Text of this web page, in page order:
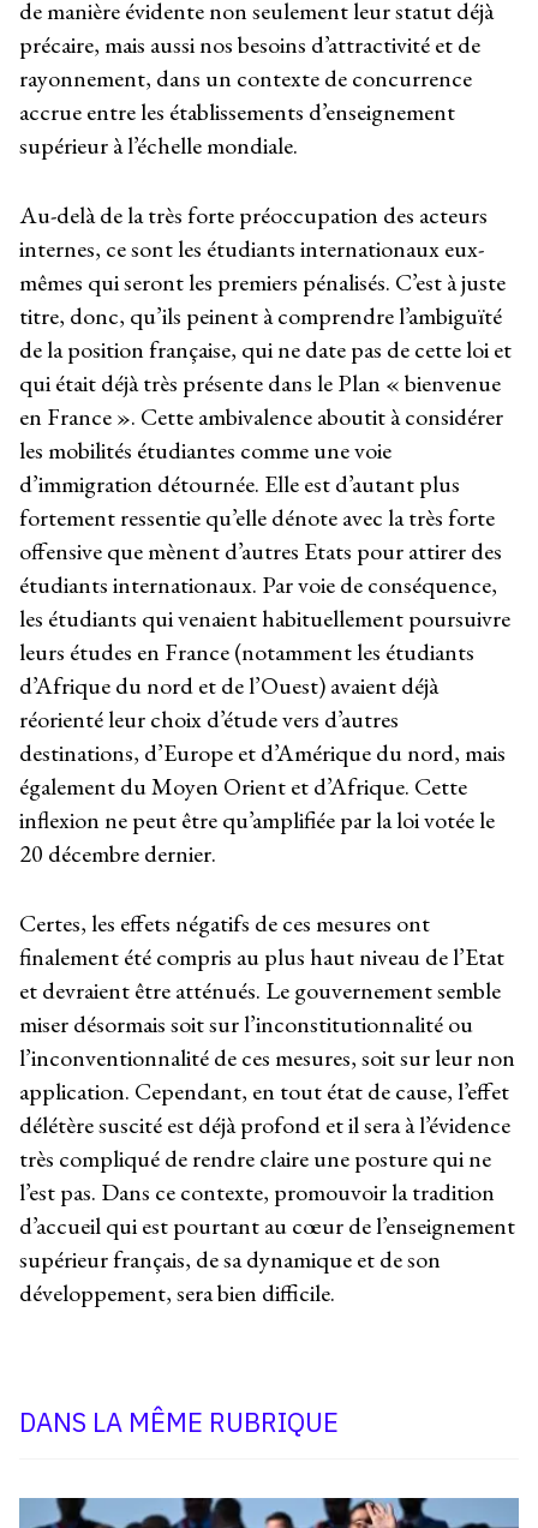
de manière évidente non seulement leur statut déjà
précaire, mais aussi nos besoins d’attractivité et de
rayonnement, dans un contexte de concurrence
accrue entre les établissements d’enseignement
supérieur à l’échelle mondiale.
Au-delà de la très forte préoccupation des acteurs
internes, ce sont les étudiants internationaux eux-
mêmes qui seront les premiers pénalisés. C’est à juste
titre, donc, qu’ils peinent à comprendre l’ambiguïté
de la position française, qui ne date pas de cette loi et
qui était déjà très présente dans le Plan « bienvenue
en France ». Cette ambivalence aboutit à considérer
les mobilités étudiantes comme une voie
d’immigration détournée. Elle est d’autant plus
fortement ressentie qu’elle dénote avec la très forte
offensive que mènent d’autres Etats pour attirer des
étudiants internationaux. Par voie de conséquence,
les étudiants qui venaient habituellement poursuivre
leurs études en France (notamment les étudiants
d’Afrique du nord et de l’Ouest) avaient déjà
réorienté leur choix d’étude vers d’autres
destinations, d’Europe et d’Amérique du nord, mais
également du Moyen Orient et d’Afrique. Cette
inflexion ne peut être qu’amplifiée par la loi votée le
20 décembre dernier.
Certes, les effets négatifs de ces mesures ont
finalement été compris au plus haut niveau de l’Etat
et devraient être atténués. Le gouvernement semble
miser désormais soit sur l’inconstitutionnalité ou
l’inconventionnalité de ces mesures, soit sur leur non
application. Cependant, en tout état de cause, l’effet
délétère suscité est déjà profond et il sera à l’évidence
très compliqué de rendre claire une posture qui ne
l’est pas. Dans ce contexte, promouvoir la tradition
d’accueil qui est pourtant au cœur de l’enseignement
supérieur français, de sa dynamique et de son
développement, sera bien difficile.
DANS LA MÊME RUBRIQUE